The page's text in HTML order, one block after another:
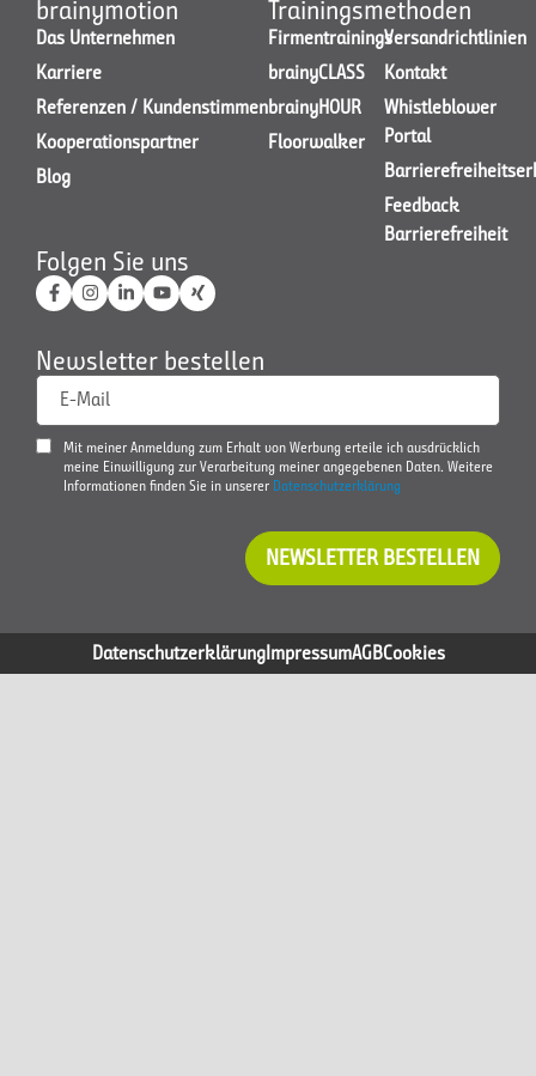
JETZT KONTAKT AUFNEHMEN
brainymotion
Das Unternehmen
Karriere
Referenzen / Kundenstimmen
Kooperationspartner
Blog
Trainingsmethoden
Firmentrainings
brainyCLASS
brainyHOUR
Floorwalker
Versandrichtlinien
Kontakt
Whistleblower
Portal
Feedback
Barrierefreiheit
Folgen Sie uns
Newsletter bestellen
E-Mail
Mit meiner Anmeldung zum Erhalt von Werbung erteile ich ausdrücklich
meine Einwilligung zur Verarbeitung meiner angegebenen Daten. Weitere
Informationen finden Sie in unserer Datenschutzerklärung
NEWSLETTER BESTELLEN
DatenschutzerklärungImpressumAGBCookies